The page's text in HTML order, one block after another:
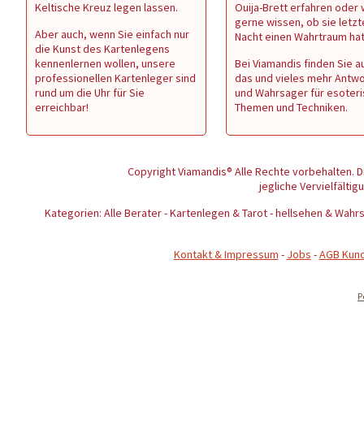
Keltische Kreuz legen lassen.
Aber auch, wenn Sie einfach nur
die Kunst des Kartenlegens
kennenlernen wollen, unsere
professionellen Kartenleger sind
rund um die Uhr für Sie
erreichbar!
Ouija-Brett erfahren oder
gerne wissen, ob sie
Nacht einen Wahrtraum
Bei Viamandis finden Sie
das und vieles mehr
und Wahrsager für
Themen und Techniken.
Copyright Viamandis® Alle Rechte vorbehalten.
jegliche
Kategorien: Alle Berater - Kartenlegen & Tarot - hellsehen &
Kontakt & Impressum - Jobs -AGB